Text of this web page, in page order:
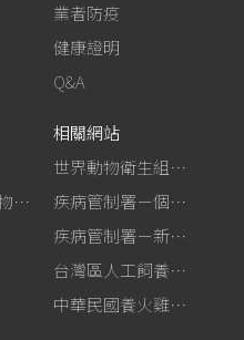
業者防疫
健康證明
Q&A
2021禽場生物安全手冊
相關網站
世界動物衛生組織－禽流感網站
疾病管制署－個人防護裝備使用建議
疾病管制署－新型A型流感專區
台灣區人工飼養鴕鳥協會
中華民國養火雞協會